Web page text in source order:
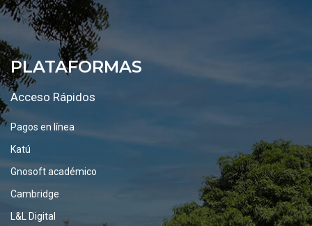
PLATAFORMAS
Acceso Rápidos
Pagos en línea
Katú
Gnosoft académico
Cambridge
L&L Digital